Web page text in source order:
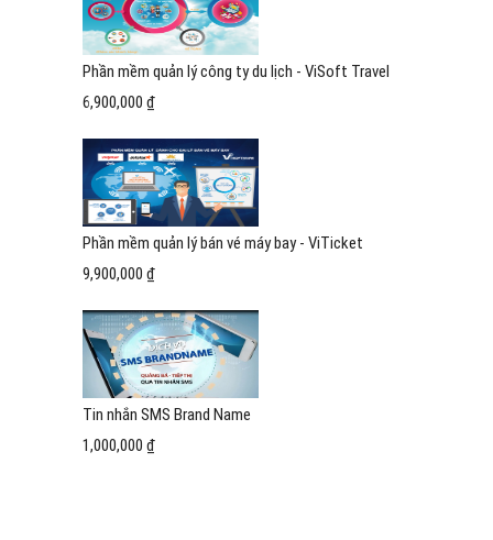
Phần mềm quản lý công ty du lịch - ViSoft Travel
6,900,000 ₫
Phần mềm quản lý bán vé máy bay - ViTicket
9,900,000 ₫
Tin nhắn SMS Brand Name
1,000,000 ₫